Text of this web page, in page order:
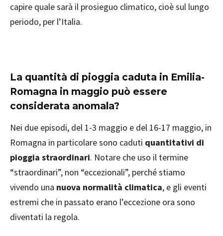
capire quale sarà il prosieguo climatico, cioè sul lungo
periodo, per l’Italia.
La quantità di pioggia caduta in Emilia-
Romagna in maggio può essere
considerata anomala?
Nei due episodi, del 1-3 maggio e del 16-17 maggio, in
Romagna in particolare sono caduti quantitativi di
pioggia straordinari. Notare che uso il termine
“straordinari”, non “eccezionali”, perché stiamo
vivendo una nuova normalità climatica, e gli eventi
estremi che in passato erano l’eccezione ora sono
diventati la regola.